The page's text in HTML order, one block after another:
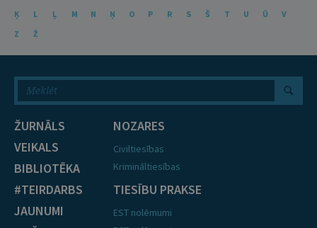
Ķ
L Ļ M N Ņ O P R S Š T U Ū
V
Z
Ž
ŽURNĀLS
VEIKALS
BIBLIOTĒKA
#TEIRDARBS
JAUNUMI
NOZARES
Civiltiesības
Krimināltiesības
TIESĪBU PRAKSE
EST nolēmumi